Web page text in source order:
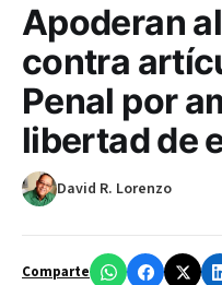
Apoderan
contra
Penal por
libertad de
David R. Lorenzo
Comparte